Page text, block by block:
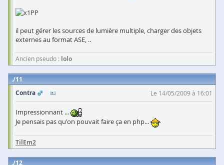
il peut gérer les sources de lumière multiple, charger des objets
externes au format ASE, ..
Ancien pseudo : lolo
11
Contra
Le 14/05/2009 à 16:01
Impressionnant ...
Je pensais pas qu'on pouvait faire ça en php...
TilEm2
12